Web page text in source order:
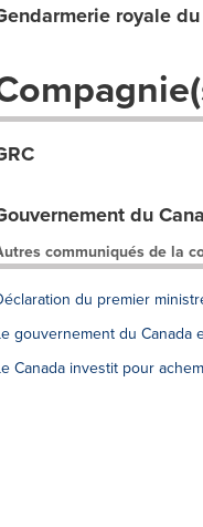
royale
du
communiqués de la
du premier
gouvernement du Canada
Canada investit pour